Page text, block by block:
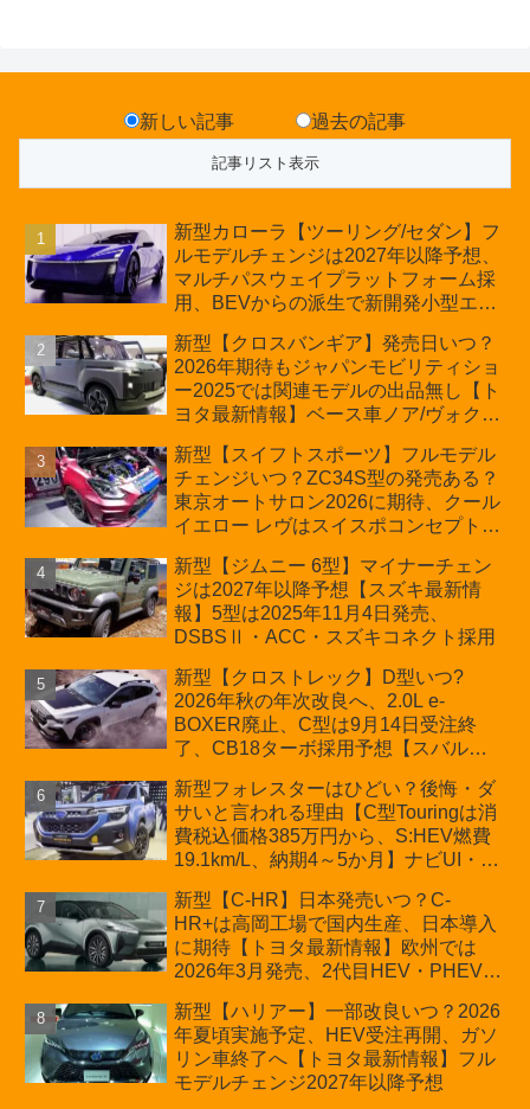
新しい記事 過去の記事
新型カローラ【ツーリング/セダン】フ
ルモデルチェンジは2027年以降予想、
マルチパスウェイプラットフォーム採
用、BEVからの派生で新開発小型エン
の採用は無しか【トヨタ最新情報】60
周年記念車発売
新型【クロスバンギア】発売日いつ？
2026年期待もジャパンモビリティショ
ー2025では関連モデルの出品無し【ト
ヨタ最新情報】ベース車ノア/ヴォクシ
ほか「コア」と「ツール」、デリカ
D:5対抗のクロスオーバーSUVミニバ
ン
新型【スイフトスポーツ】フルモデル
チェンジいつ？ZC34S型の発売ある？
東京オートサロン2026に期待、クール
イエロー レヴはスイスポコンセプト
プが争点【スズキ最新情報】特別仕様
車「ZC33S Final Edition」終了
新型【ジムニー 6型】マイナーチェン
ジは2027年以降予想【スズキ最新情
報】5型は2025年11月4日発売、
DSBSⅡ・ACC・スズキコネクト採用
新型【クロストレック】D型いつ?
2026年秋の年次改良へ、2.0L e-
BOXER廃止、C型は9月14日受注終
了、CB18ターボ採用予想【スバル最
新型フォレスターはひどい？後悔・ダ
サいと言われる理由【C型Touringは消
費税込価格385万円から、S:HEV燃費
19.1km/L、納期4～5か月】ナビUI・冬
カーオブザイヤーとJNCAP大賞受賞後
も残る注意点
新型【C-HR】日本発売いつ？C-
HR+は高岡工場で国内生産、日本導入
に期待【トヨタ最新情報】欧州では
2026年3月発売、2代目HEV・PHEVは
新型【ハリアー】一部改良いつ？2026
年夏頃実施予定、HEV受注再開、ガソ
リン車終了へ【トヨタ最新情報】フル
モデルチェンジ2027年以降予想